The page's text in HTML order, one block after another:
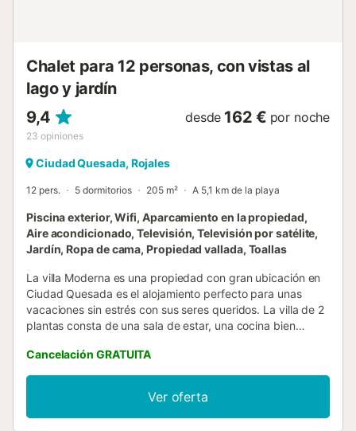
Chalet para 12 personas, con vistas al
lago y jardín
9,4
23 opiniones
desde 162 € por noche
Ciudad Quesada, Rojales
12 pers. 5 dormitorios 205 m² A 5,1 km de la playa
Piscina exterior, Wifi, Aparcamiento en la propiedad,
Aire acondicionado, Televisión, Televisión por satélite,
Jardín, Ropa de cama, Propiedad vallada, Toallas
La villa Moderna es una propiedad con gran ubicación en
Ciudad Quesada es el alojamiento perfecto para unas
vacaciones sin estrés con sus seres queridos. La villa de 2
plantas consta de una sala de estar, una cocina bien
a 12 personas. Las comodidades adicionales incluyen Wi-
Fi apto para videollamadas, aire acondicionado, una
lavadora, así como un televisor. También hay una cuna y
una trona disponibles. La villa cuenta con una zona
exterior privada con piscina, jardín, muebles de jardín,
Cancelación GRATUITA
Ver oferta